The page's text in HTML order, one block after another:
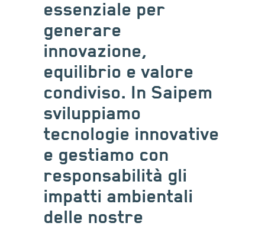
essenziale per
generare
innovazione,
equilibrio e valore
condiviso. In Saipem
sviluppiamo
tecnologie innovative
e gestiamo con
responsabilità gli
impatti ambientali
delle nostre